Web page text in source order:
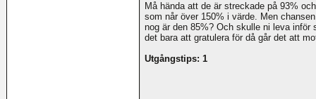
Må hända att de är streckade på 93%
som når över 150% i värde. Men
nog är den 85%? Och skulle ni leva inför
det bara att gratulera för då går det att
Utgångstips: 1